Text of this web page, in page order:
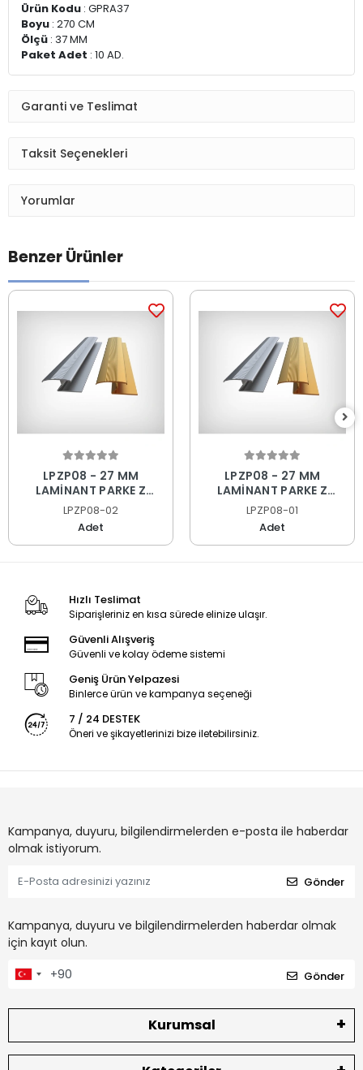
Ürün Kodu : GPRA37
Boyu : 270 CM
Ölçü : 37 MM
Paket Adet : 10 AD.
Garanti ve Teslimat
Taksit Seçenekleri
Yorumlar
Benzer Ürünler
LPZP08 - 27 MM
LAMİNANT PARKE Z
PROFİLİ SARI ELOKSAL
270 CM
LPZP08-02
Adet
LPZP08 - 27 MM
LAMİNANT PARKE Z
PROFİLİ MAT ELOKSAL
270 CM
LPZP08-01
Adet
Hızlı Teslimat
Siparişleriniz en kısa sürede elinize ulaşır.
Güvenli Alışveriş
Güvenli ve kolay ödeme sistemi
Geniş Ürün Yelpazesi
Binlerce ürün ve kampanya seçeneği
7 / 24 DESTEK
Öneri ve şikayetlerinizi bize iletebilirsiniz.
Kampanya, duyuru, bilgilendirmelerden e-posta ile haberdar
olmak istiyorum.
Gönder
Kampanya, duyuru ve bilgilendirmelerden haberdar olmak
için kayıt olun.
Gönder
Kurumsal